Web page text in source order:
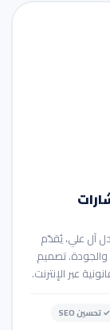
آل علي، يُقدّم
والجودة. تصميم
عبر الإنترنت.
✓تحسين SEO